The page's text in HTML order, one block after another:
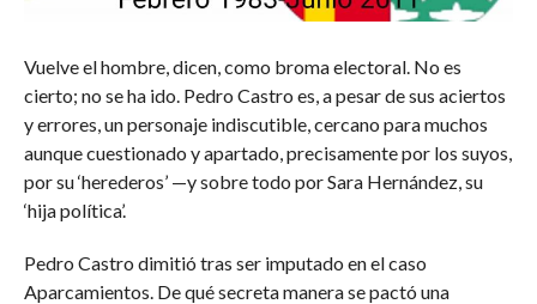
Vuelve el hombre, dicen, como broma electoral. No es
cierto; no se ha ido. Pedro Castro es, a pesar de sus aciertos
y errores, un personaje indiscutible, cercano para muchos
aunque cuestionado y apartado, precisamente por los suyos,
por su ‘herederos’ —y sobre todo por Sara Hernández, su
‘hija política’.
Pedro Castro dimitió tras ser imputado en el caso
Aparcamientos. De qué secreta manera se pactó una